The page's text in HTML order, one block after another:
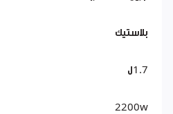
بلاستيك
1.7ل
2200w